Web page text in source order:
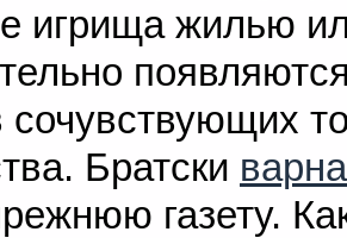
игрища жилью
сочувствующих
Братски
газету.